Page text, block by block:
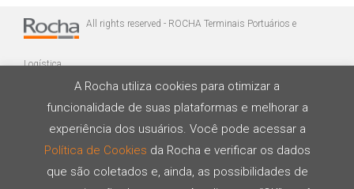
All rights reserved - ROCHA Terminais Portuários e
Logística
Developed by
A Rocha utiliza cookies para otimizar a
funcionalidade de suas plataformas e melhorar a
experiência dos usuários. Você pode acessar a
Política de Cookies da Rocha e verificar os dados
que são coletados e, ainda, as possibilidades de